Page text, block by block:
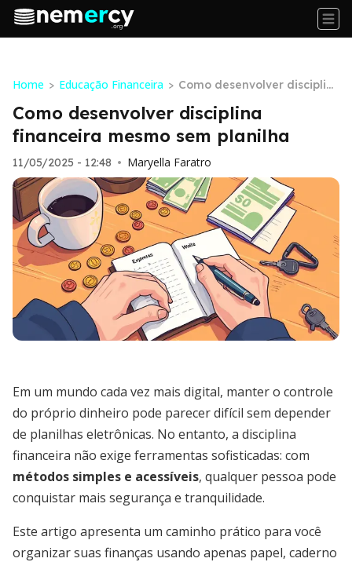
Home > Educação Financeira > Como desenvolver disciplin
a financeira mesmo sem pl
anilha
Como desenvolver disciplina
financeira mesmo sem planilha
11/05/2025 - 12:48 • Maryella Faratro
Em um mundo cada vez mais digital, manter o controle
do próprio dinheiro pode parecer difícil sem depender
de planilhas eletrônicas. No entanto, a disciplina
financeira não exige ferramentas sofisticadas: com
métodos simples e acessíveis, qualquer pessoa pode
conquistar mais segurança e tranquilidade.
Este artigo apresenta um caminho prático para você
organizar suas finanças usando apenas papel, caderno